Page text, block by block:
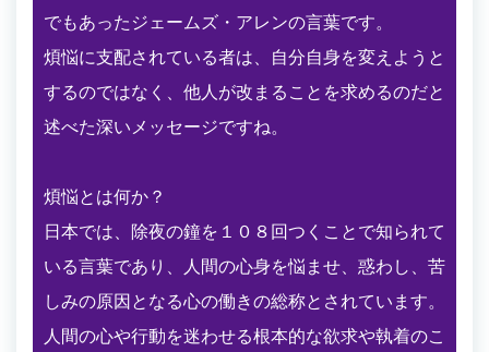
でもあったジェームズ・アレンの言葉です。
煩悩に支配されている者は、自分自身を変えようと
するのではなく、他人が改まることを求めるのだと
述べた深いメッセージですね。
煩悩とは何か？
日本では、除夜の鐘を１０８回つくことで知られて
いる言葉であり、人間の心身を悩ませ、惑わし、苦
しみの原因となる心の働きの総称とされています。
人間の心や行動を迷わせる根本的な欲求や執着のこ